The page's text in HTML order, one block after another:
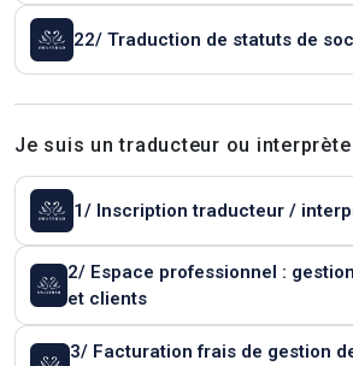
22/ Traduction de statuts de
Je suis un traducteur ou interprète
1/ Inscription traducteur /
2/ Espace professionnel :
et clients
3/ Facturation frais de gestion de